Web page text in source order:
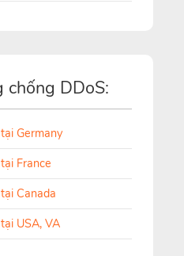
DDoS:
Germany
France
Canada
USA, VA